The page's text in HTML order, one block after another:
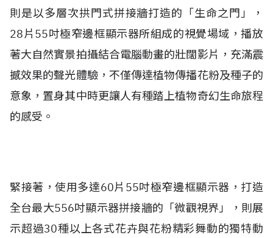
則是以多層次拱門式拼接牆打造的「生命之門」，
28片55吋極窄邊框顯示器所組成的視覺場域，播放
著大自然實景拍攝結合電腦動畫的壯闊影片，充滿震
撼效果的聲光體驗，不僅傳達植物傳播花粉及種子的
意象，置身其中時更讓人有種踏上植物奇幻生命旅程
的感受。
緊接著，使用多達60片55吋極窄邊框顯示器，打造
全台最大556吋顯示器拼接牆的「微觀視界」，則展
示超過30種以上各式花卉與花粉精彩舞動的獨特動